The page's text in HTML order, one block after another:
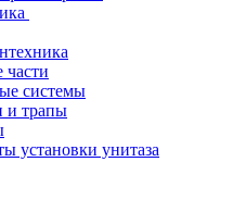
части
системы
и трапы
установки унитаза